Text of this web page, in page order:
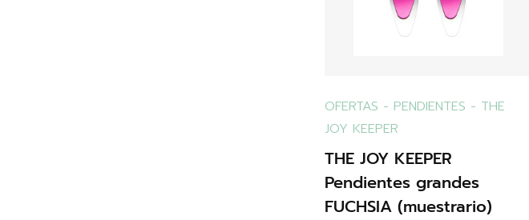
OFERTAS - PENDIENTES - THE
JOY KEEPER
THE JOY KEEPER
Pendientes grandes
FUCHSIA (muestrario)